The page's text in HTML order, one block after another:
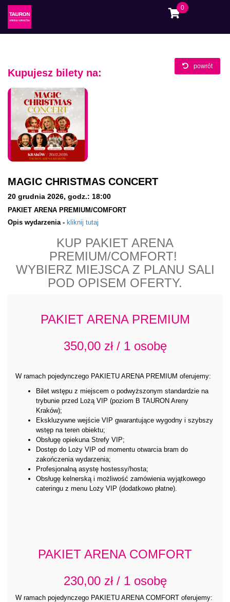
0
Kupujesz bilety na:
powrót
MAGIC CHRISTMAS CONCERT
20 grudnia 2026, godz.: 18:00
PAKIET ARENA PREMIUM/COMFORT
Opis wydarzenia - kliknij tutaj
KUP PAKIET ARENA
PREMIUM/COMFORT!
WYBIERZ MIEJSCA Z PLANU SALI
POD OPISEM OFERTY.
PAKIET ARENA PREMIUM
350,00 zł / 1 osobę
W ramach pojedynczego PAKIETU ARENA PREMIUM oferujemy:
Bilet wstępu z miejscem o podwyższonym standardzie na
trybunie przed Lożą VIP (poziom B TAURON Areny
Kraków);
Ekskluzywne wejście VIP gwarantujące wygodny i szybszy
wstęp na teren obiektu;
Obsługę opiekuna Strefy VIP;
Dostęp do Loży VIP od momentu otwarcia bram do
zakończenia wydarzenia;
Profesjonalną asystę hostessy/hosta;
Obsługę kelnerską i możliwość zamówienia wyjątkowego
cateringu z menu Loży VIP (dodatkowo płatne).
PAKIET ARENA COMFORT
230,00 zł / 1 osobę
W ramach pojedynczego PAKIETU ARENA COMFORT oferujemy: